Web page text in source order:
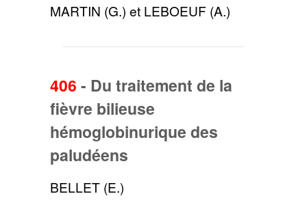
MARTIN (G.) et LEBOEUF (A.)
406 - Du traitement de la
fièvre bilieuse
hémoglobinurique des
paludéens
BELLET (E.)